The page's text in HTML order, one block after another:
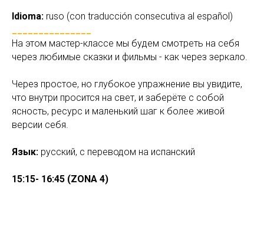
Idioma: ruso (con traducción consecutiva al español)
На этом мастер-классе мы будем смотреть на себя
через любимые сказки и фильмы - как через зеркало.
Через простое, но глубокое упражнение вы увидите,
что внутри просится на свет, и заберёте с собой
ясность, ресурс и маленький шаг к более живой
версии себя.
Язык: русский, с переводом на испанский
15:15- 16:45 (ZONA 4)